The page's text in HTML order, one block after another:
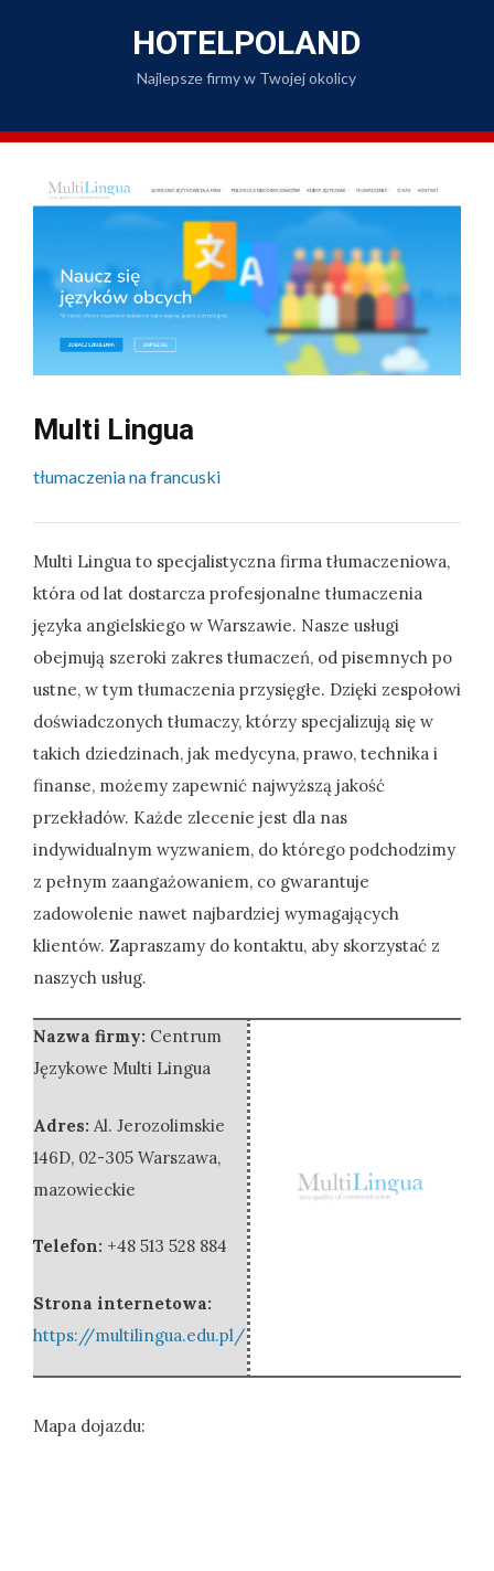
content
HOTELPOLAND
Najlepsze firmy w Twojej okolicy
Multi Lingua
tłumaczenia na francuski
Multi Lingua to specjalistyczna firma tłumaczeniowa,
która od lat dostarcza profesjonalne tłumaczenia
języka angielskiego w Warszawie. Nasze usługi
obejmują szeroki zakres tłumaczeń, od pisemnych po
ustne, w tym tłumaczenia przysięgłe. Dzięki zespołowi
doświadczonych tłumaczy, którzy specjalizują się w
takich dziedzinach, jak medycyna, prawo, technika i
finanse, możemy zapewnić najwyższą jakość
przekładów. Każde zlecenie jest dla nas
indywidualnym wyzwaniem, do którego podchodzimy
z pełnym zaangażowaniem, co gwarantuje
zadowolenie nawet najbardziej wymagających
klientów. Zapraszamy do kontaktu, aby skorzystać z
naszych usług.
Nazwa firmy: Centrum
Językowe Multi Lingua
Adres: Al. Jerozolimskie
146D, 02-305 Warszawa,
mazowieckie
Telefon: +48 513 528 884
Strona internetowa:
https://multilingua.edu.pl/
Mapa dojazdu: